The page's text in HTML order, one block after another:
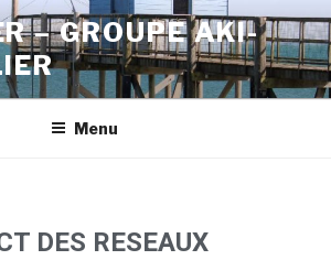
– GROUPE AKI-
Menu
DES RESEAUX